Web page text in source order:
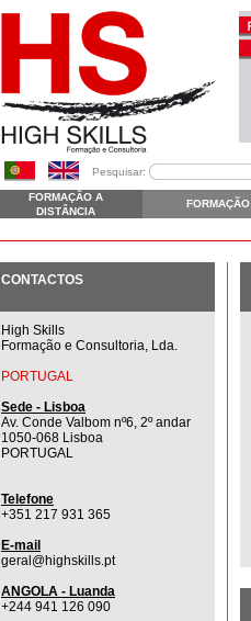
Pesquisar:
FORMAÇÃO A
DISTÂNCIA
FORMAÇÃO
CONTACTOS
High Skills
Formação e Consultoria, Lda.
PORTUGAL
Sede - Lisboa
Av. Conde Valbom nº6, 2º andar
1050-068 Lisboa
PORTUGAL
Telefone
+351 217 931 365
E-mail
geral@highskills.pt
ANGOLA - Luanda
+244 941 126 090